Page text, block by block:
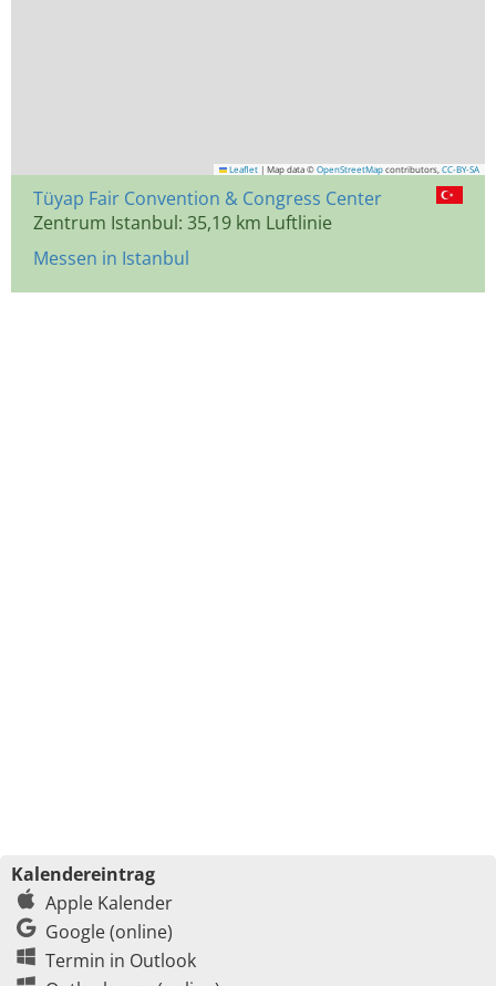
Leaflet | Map data © OpenStreetMap contributors, CC-BY-SA
Tüyap Fair Convention & Congress Center
Zentrum Istanbul: 35,19 km Luftlinie
Messen in Istanbul
Kalendereintrag
Apple Kalender
Google (online)
Termin in Outlook